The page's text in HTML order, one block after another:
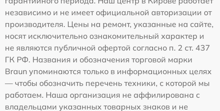
независимо и не имеет официальной авторизации от
производителя. Цены на ремонт, указанные на сайте,
носят исключительно ознакомительный характер и
не являются публичной офертой согласно п. 2 ст. 437
ГК РФ. Названия и обозначения торговой марки
Braun упоминаются только в информационных целях
— чтобы обозначить перечень техники, с которой мы
работаем. Наша организация не аффилирована с
владельцами указанных товарных знаков и не